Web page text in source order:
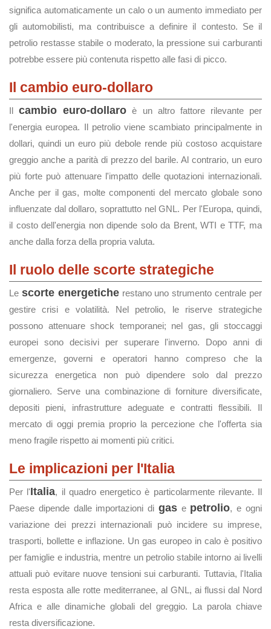
significa automaticamente un calo o un aumento immediato per
gli automobilisti, ma contribuisce a definire il contesto. Se il
petrolio restasse stabile o moderato, la pressione sui carburanti
potrebbe essere più contenuta rispetto alle fasi di picco.
Il cambio euro-dollaro
Ilcambio euro-dollaro è un altro fattore rilevante per
l'energia europea. Il petrolio viene scambiato principalmente in
dollari, quindi un euro più debole rende più costoso acquistare
greggio anche a parità di prezzo del barile. Al contrario, un euro
più forte può attenuare l'impatto delle quotazioni internazionali.
Anche per il gas, molte componenti del mercato globale sono
influenzate dal dollaro, soprattutto nel GNL. Per l'Europa, quindi,
il costo dell'energia non dipende solo da Brent, WTI e TTF, ma
anche dalla forza della propria valuta.
Il ruolo delle scorte strategiche
Le scorte energeticherestano uno strumento centrale per
gestire crisi e volatilità. Nel petrolio, le riserve strategiche
possono attenuare shock temporanei; nel gas, gli stoccaggi
europei sono decisivi per superare l'inverno. Dopo anni di
emergenze, governi e operatori hanno compreso che la
sicurezza energetica non può dipendere solo dal prezzo
giornaliero. Serve una combinazione di forniture diversificate,
depositi pieni, infrastrutture adeguate e contratti flessibili. Il
mercato di oggi premia proprio la percezione che l'offerta sia
meno fragile rispetto ai momenti più critici.
Le implicazioni per l'Italia
Per l'Italia, il quadro energetico è particolarmente rilevante. Il
Paese dipende dalle importazioni di gase petrolio, e ogni
variazione dei prezzi internazionali può incidere su imprese,
trasporti, bollette e inflazione. Un gas europeo in calo è positivo
per famiglie e industria, mentre un petrolio stabile intorno ai livelli
attuali può evitare nuove tensioni sui carburanti. Tuttavia, l'Italia
resta esposta alle rotte mediterranee, al GNL, ai flussi dal Nord
Africa e alle dinamiche globali del greggio. La parola chiave
resta diversificazione.